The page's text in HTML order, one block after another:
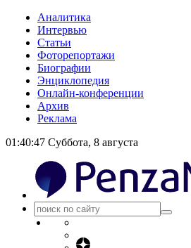
Аналитика
Интервью
Статьи
Фоторепортажи
Биографии
Энциклопедия
Онлайн-конференции
Архив
Реклама
01:40:47 Суббота, 8 августа